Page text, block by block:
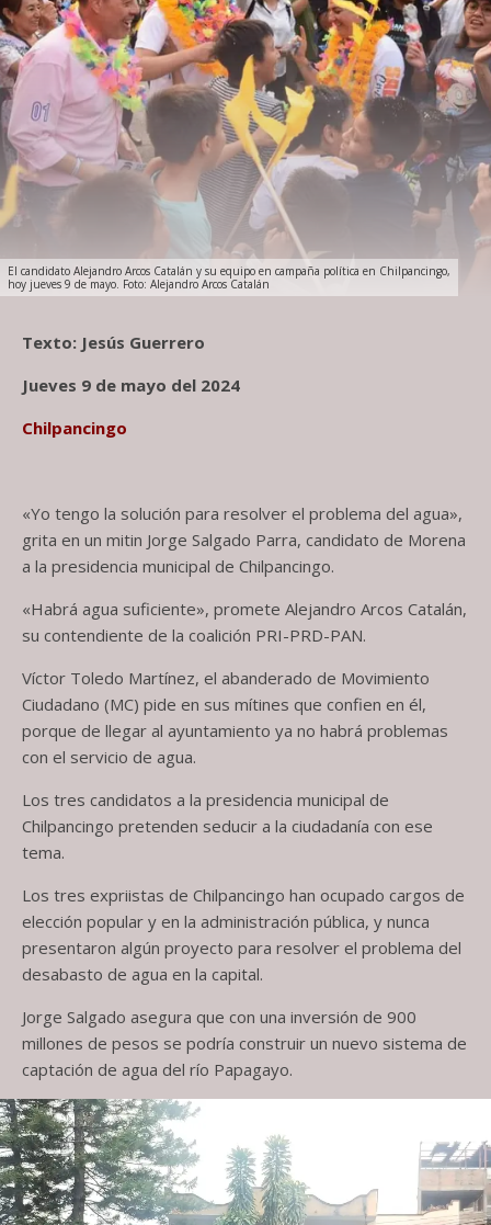
El candidato Alejandro Arcos Catalán y su equipo en campaña política en Chilpancingo,
hoy jueves 9 de mayo. Foto: Alejandro Arcos Catalán
Texto: Jesús Guerrero
Jueves 9 de mayo del 2024
Chilpancingo
«Yo tengo la solución para resolver el problema del agua»,
grita en un mitin Jorge Salgado Parra, candidato de Morena
a la presidencia municipal de Chilpancingo.
«Habrá agua suficiente», promete Alejandro Arcos Catalán,
su contendiente de la coalición PRI-PRD-PAN.
Víctor Toledo Martínez, el abanderado de Movimiento
Ciudadano (MC) pide en sus mítines que confien en él,
porque de llegar al ayuntamiento ya no habrá problemas
con el servicio de agua.
Los tres candidatos a la presidencia municipal de
Chilpancingo pretenden seducir a la ciudadanía con ese
tema.
Los tres expriistas de Chilpancingo han ocupado cargos de
elección popular y en la administración pública, y nunca
presentaron algún proyecto para resolver el problema del
desabasto de agua en la capital.
Jorge Salgado asegura que con una inversión de 900
millones de pesos se podría construir un nuevo sistema de
captación de agua del río Papagayo.